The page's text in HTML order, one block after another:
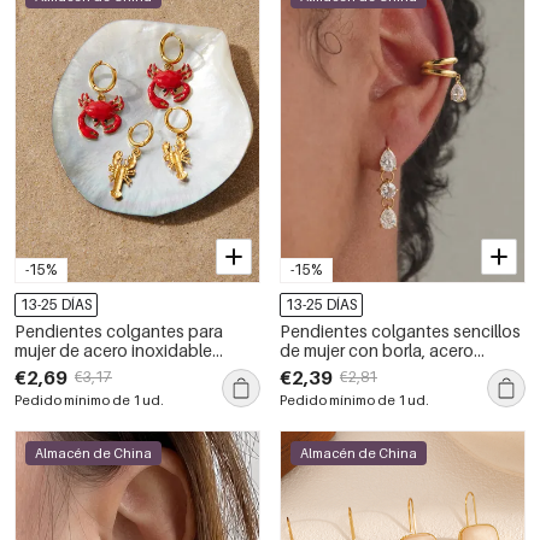
-15%
13-25 DÍAS
Pendientes colgantes para
mujer de acero inoxidable
impermeables, color dorado,
estilo oceánico.
€2,69 €3,17
Pedido mínimo de 1 ud.
-15%
13-25 DÍAS
Pendientes colgantes sencillos
de mujer con borla, acero
inoxidable, resistentes al agua,
color dorado y circonita.
€2,39 €2,81
Pedido mínimo de 1 ud.
Almacén de China Almacén de China